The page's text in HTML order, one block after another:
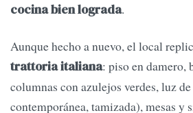
cocina bien lograda.
Aunque hecho a nuevo, el local
trattoria italiana: piso en damero,
columnas con azulejos verdes, luz
contemporánea, tamizada), mesas y